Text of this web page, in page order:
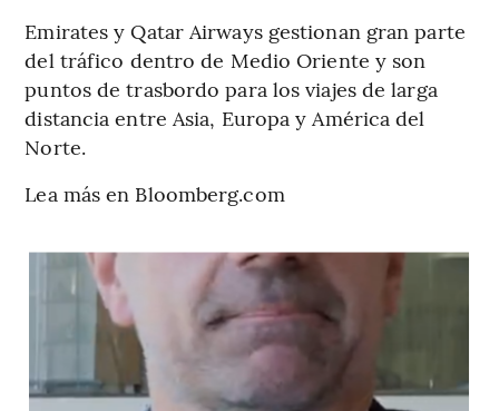
Emirates y Qatar Airways gestionan gran parte
del tráfico dentro de Medio Oriente y son
puntos de trasbordo para los viajes de larga
distancia entre Asia, Europa y América del
Norte.
Lea más en Bloomberg.com